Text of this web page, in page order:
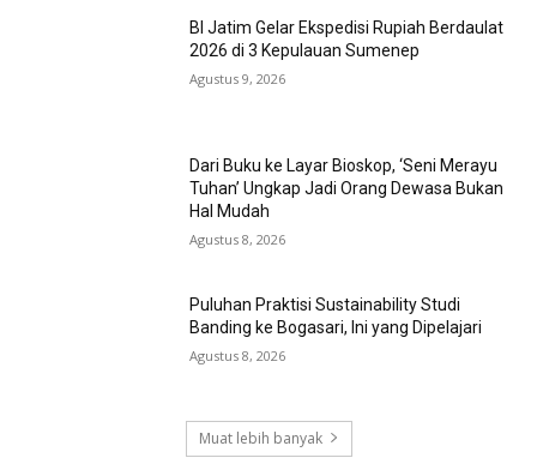
BI Jatim Gelar Ekspedisi Rupiah Berdaulat
2026 di 3 Kepulauan Sumenep
Agustus 9, 2026
Dari Buku ke Layar Bioskop, ‘Seni Merayu
Tuhan’ Ungkap Jadi Orang Dewasa Bukan
Hal Mudah
Agustus 8, 2026
Puluhan Praktisi Sustainability Studi
Banding ke Bogasari, Ini yang Dipelajari
Agustus 8, 2026
Muat lebih banyak